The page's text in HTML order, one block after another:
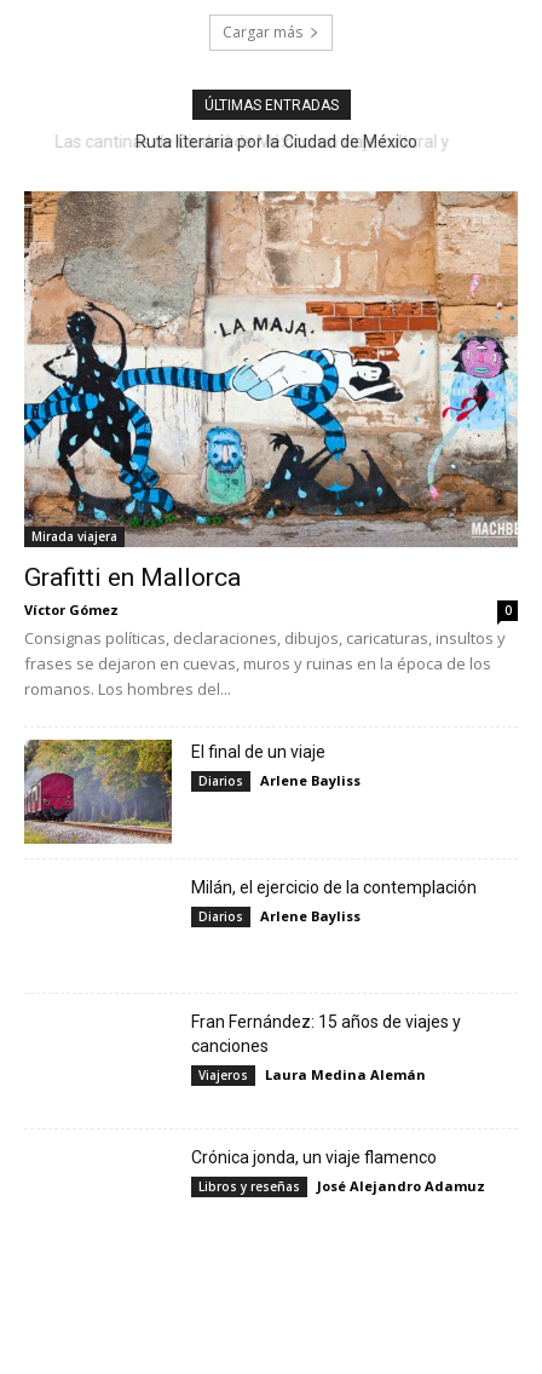
Cargar más
ÚLTIMAS ENTRADAS
Ruta literaria por la Ciudad de México
Mirada viajera
Grafitti en Mallorca
Víctor Gómez 0
Consignas políticas, declaraciones, dibujos, caricaturas, insultos y
frases se dejaron en cuevas, muros y ruinas en la época de los
romanos. Los hombres del...
El final de un viaje
Diarios Arlene Bayliss
Milán, el ejercicio de la contemplación
Diarios Arlene Bayliss
Fran Fernández: 15 años de viajes y
canciones
Viajeros Laura Medina Alemán
Crónica jonda, un viaje flamenco
Libros y reseñas José Alejandro Adamuz